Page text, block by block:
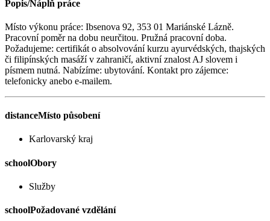
Popis/Náplň práce
Místo výkonu práce: Ibsenova 92, 353 01 Mariánské Lázně.
Pracovní poměr na dobu neurčitou. Pružná pracovní doba.
Požadujeme: certifikát o absolvování kurzu ayurvédských, thajských
či filipínských masáží v zahraničí, aktivní znalost AJ slovem i
písmem nutná. Nabízíme: ubytování. Kontakt pro zájemce:
telefonicky anebo e-mailem.
distanceMísto působení
Karlovarský kraj
schoolObory
Služby
schoolPožadované vzdělání